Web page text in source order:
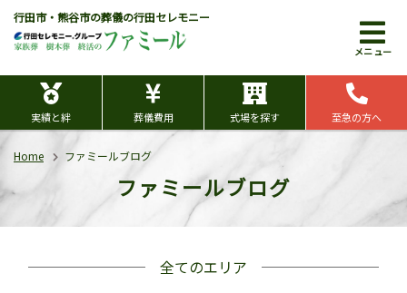
行田市・熊谷市の葬儀の行田セレモニー
メニュー
実績と絆 葬儀費用 式場を探す 至急の方へ
Home ファミールブログ
ファミールブログ
全てのエリア